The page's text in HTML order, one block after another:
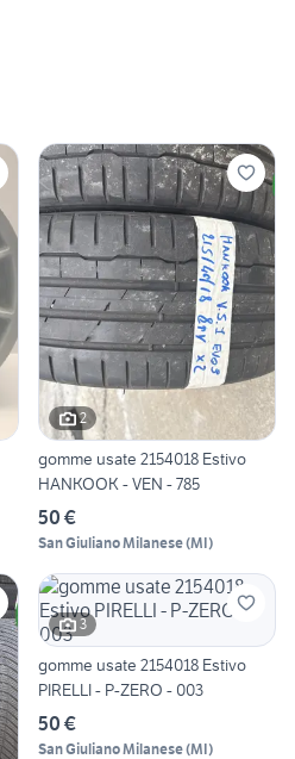
2
gomme usate 2154018 Estivo
HANKOOK - VEN - 785
50 €
San Giuliano Milanese(MI)
3
gomme usate 2154018 Estivo
PIRELLI - P-ZERO - 003
50 €
San Giuliano Milanese(MI)